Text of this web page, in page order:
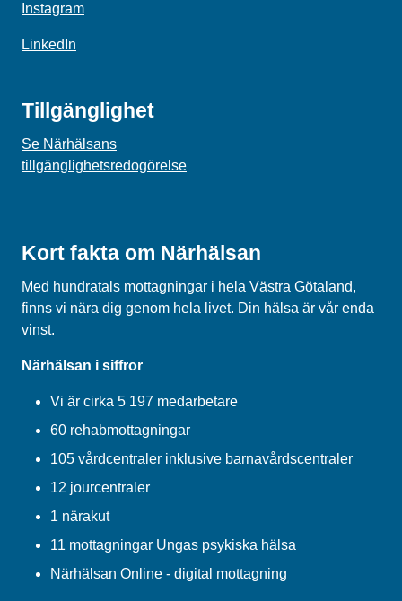
Instagram
LinkedIn
Tillgänglighet
Se Närhälsans
tillgänglighetsredogörelse
Kort fakta om Närhälsan
Med hundratals mottagningar i hela Västra Götaland,
finns vi nära dig genom hela livet. Din hälsa är vår enda
vinst.
Närhälsan i siffror
Vi är cirka 5 197 medarbetare
60 rehabmottagningar
105 vårdcentraler inklusive barnavårdscentraler
12 jourcentraler
1 närakut
11 mottagningar Ungas psykiska hälsa
Närhälsan Online - digital mottagning